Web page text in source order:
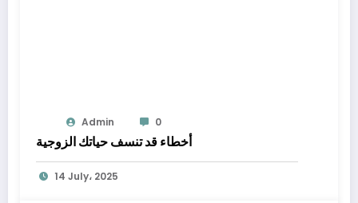
Admin 0
أخطاء قد تنسف حياتك الزوجية
14 July، 2025